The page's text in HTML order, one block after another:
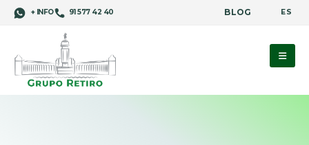
+ INFO 91 577 42 40 BLOG ES